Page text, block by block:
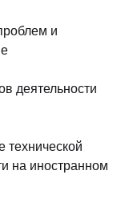
и
деятельности
технической
на иностранном